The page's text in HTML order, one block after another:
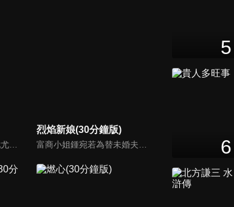
烈焰新娘(30分鐘版)
5
6